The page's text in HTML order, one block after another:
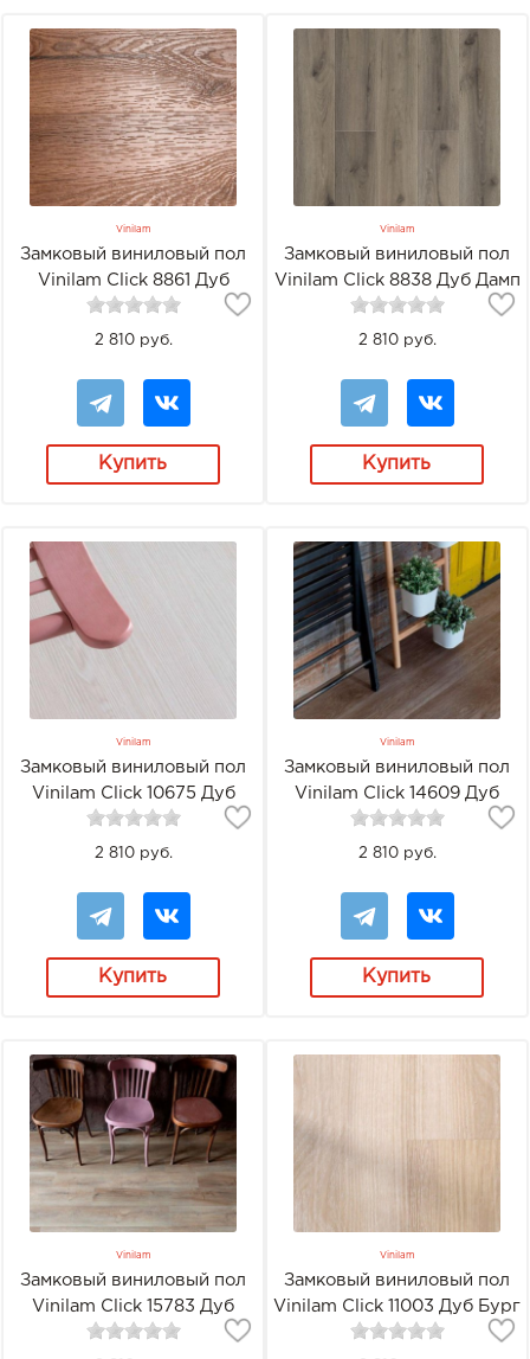
Vinilam
Замковый виниловый пол
Vinilam Click 8861 Дуб
Норден
2 810 руб.
Купить
Vinilam
Замковый виниловый пол
Vinilam Click 8838 Дуб Дамп
2 810 руб.
Купить
Vinilam
Замковый виниловый пол
Vinilam Click 10675 Дуб
Гюстров
2 810 руб.
Купить
Vinilam
Замковый виниловый пол
Vinilam Click 14609 Дуб
Ваймар
2 810 руб.
Купить
Vinilam
Замковый виниловый пол
Vinilam Click 15783 Дуб
Амберг
Vinilam
Замковый виниловый пол
Vinilam Click 11003 Дуб Бург